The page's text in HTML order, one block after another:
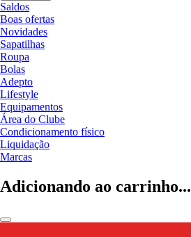
Saldos
Boas ofertas
Novidades
Sapatilhas
Roupa
Bolas
Adepto
Lifestyle
Equipamentos
Área do Clube
Condicionamento físico
Liquidação
Marcas
Adicionando ao carrinho...